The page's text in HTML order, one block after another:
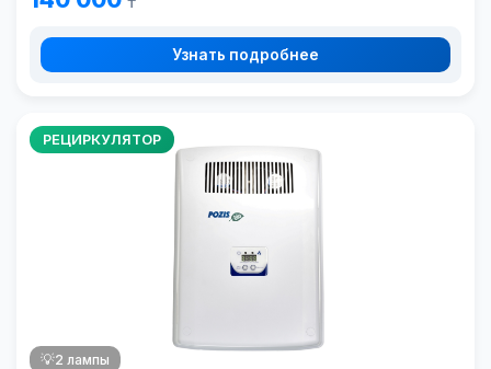
Узнать подробнее
РЕЦИРКУЛЯТОР
💡2 лампы